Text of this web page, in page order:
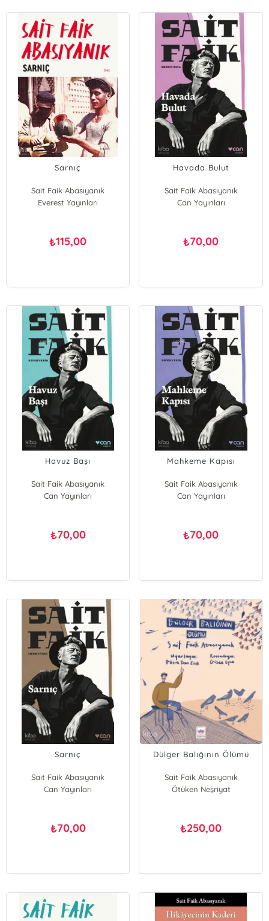
Sarnıç
Sait Faik Abasıyanık
Everest Yayınları
₺115,00
Havada Bulut
Sait Faik Abasıyanık
Can Yayınları
₺70,00
Havuz Başı
Sait Faik Abasıyanık
Can Yayınları
₺70,00
Mahkeme Kapısı
Sait Faik Abasıyanık
Can Yayınları
₺70,00
Sarnıç
Sait Faik Abasıyanık
Can Yayınları
₺70,00
Dülger Balığının Ölümü
Sait Faik Abasıyanık
Ötüken Neşriyat
₺250,00